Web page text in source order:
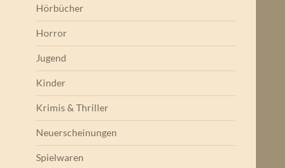
Hörbücher
Horror
Jugend
Kinder
Krimis & Thriller
Neuerscheinungen
Spielwaren